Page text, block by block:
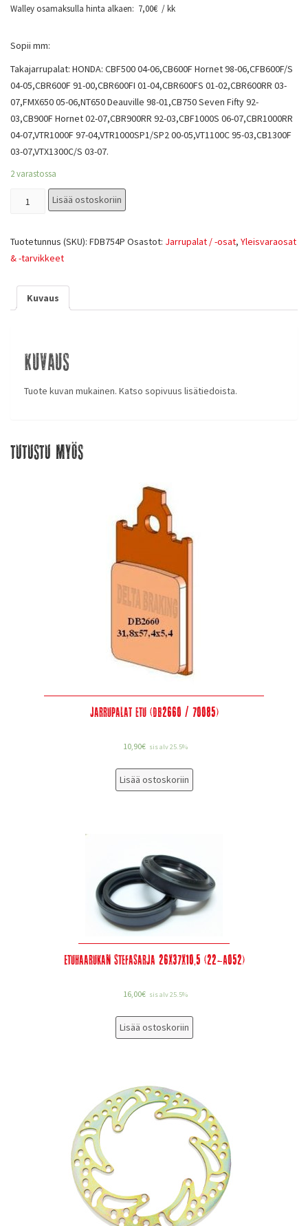
Walley osamaksulla hinta alkaen: 7,00€ / kk
Sopii mm:
Takajarrupalat: HONDA: CBF500 04-06,CB600F Hornet 98-06,CFB600F/S
04-05,CBR600F 91-00,CBR600FI 01-04,CBR600FS 01-02,CBR600RR 03-
07,FMX650 05-06,NT650 Deauville 98-01,CB750 Seven Fifty 92-
03,CB900F Hornet 02-07,CBR900RR 92-03,CBF1000S 06-07,CBR1000RR
04-07,VTR1000F 97-04,VTR1000SP1/SP2 00-05,VT1100C 95-03,CB1300F
03-07,VTX1300C/S 03-07.
2 varastossa
Lisää ostoskoriin
Tuotetunnus (SKU): FDB754P Osastot: Jarrupalat / -osat, Yleisvaraosat
& -tarvikkeet
Kuvaus
Kuvaus
Tuote kuvan mukainen. Katso sopivuus lisätiedoista.
Tutustu myös
Jarrupalat etu (DB2660 / 70085)
10,90€ sis alv 25.5%
Lisää ostoskoriin
Etuhaarukan stefasarja 26x37x10,5 (22-A052)
16,00€ sis alv 25.5%
Lisää ostoskoriin